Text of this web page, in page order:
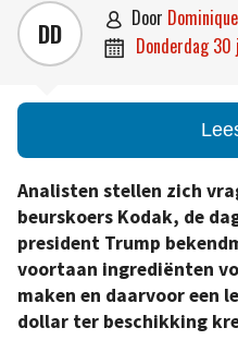
DD  door
 donderdag
Analisten stellen zich
beurskoers Kodak, de
president Trump
voortaan ingrediënten
maken en daarvoor een
dollar ter beschikking